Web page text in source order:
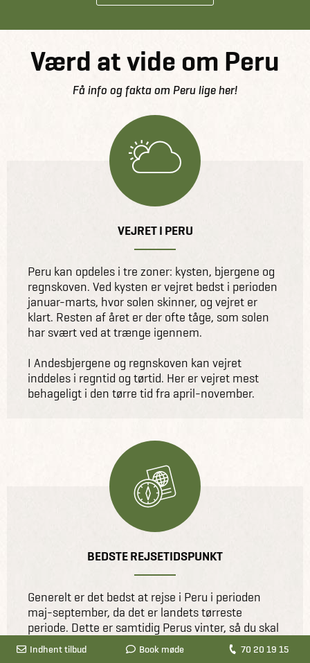
Indhent tilbud Book møde 70 20 19 15
Værd at vide om Peru
Få info og fakta om Peru lige her!
VEJRET I PERU
Peru kan opdeles i tre zoner: kysten, bjergene og
regnskoven. Ved kysten er vejret bedst i perioden
januar-marts, hvor solen skinner, og vejret er
klart. Resten af året er der ofte tåge, som solen
har svært ved at trænge igennem.
I Andesbjergene og regnskoven kan vejret
inddeles i regntid og tørtid. Her er vejret mest
behageligt i den tørre tid fra april-november.
BEDSTE REJSETIDSPUNKT
Generelt er det bedst at rejse i Peru i perioden
maj-september, da det er landets tørreste
periode. Dette er samtidig Perus vinter, så du skal
være opmærksom på, at temperaturen i bjergene
og ørkenområderne falder drastisk om natten.